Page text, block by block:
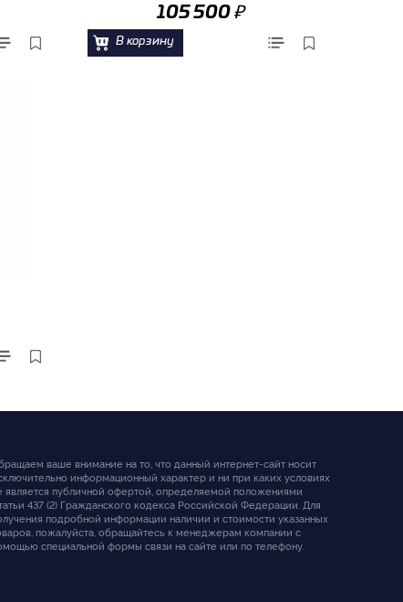
105 500 ₽
В корзину
ваше внимание на то, что данный интернет-сайт носит
информационный характер и ни при каких условиях
является публичной офертой, определяемой положениями
437 (2) Гражданского кодекса Российской Федерации. Для
подробной информации наличии и стоимости указанных
пожалуйста, обращайтесь к менеджерам компании с
специальной формы связи на сайте или по телефону.